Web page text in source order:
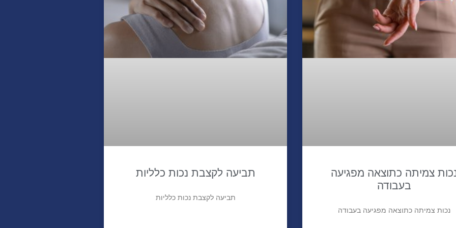
צמיתה כתוצאה מפגיעה
בעבודה
נכות צמיתה כתוצאה מפגיעה בעבודה
תביעה לקצבת נכות כלליות
תביעה לקצבת נכות כלליות